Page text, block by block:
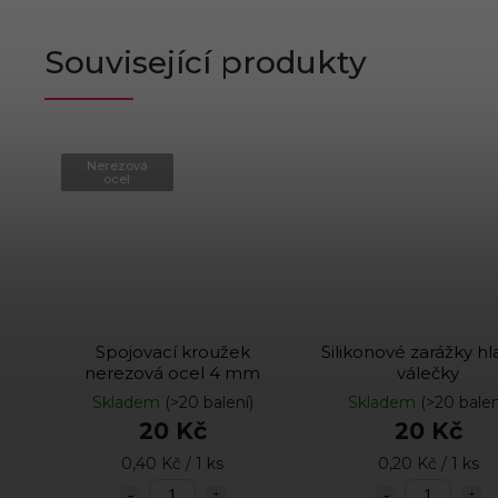
Související produkty
Nerezová
ocel
Spojovací kroužek
nerezová ocel 4 mm
Skladem (>20 balení)
20 Kč
0,40 Kč / 1 ks
Silikonové zarážky
válečky
Skladem (>20
20 Kč
0,20 Kč / 1 ks